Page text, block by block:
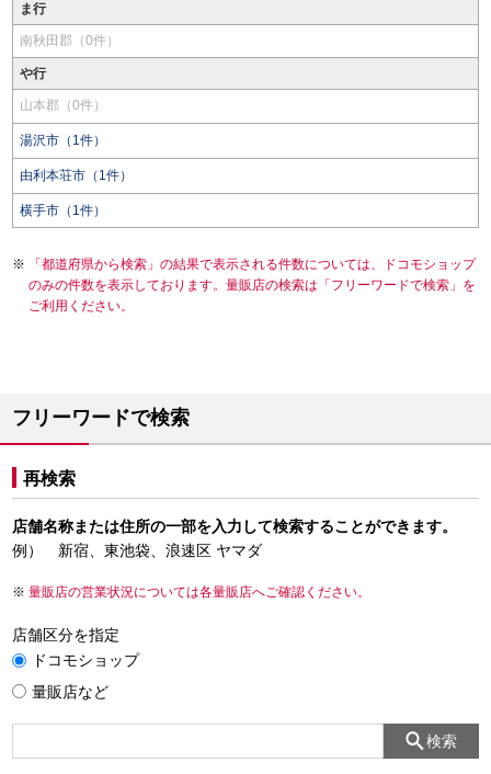
ま行
南秋田郡（0件）
や行
山本郡（0件）
湯沢市（1件）
由利本荘市（1件）
横手市（1件）
「都道府県から検索」の結果で表示される件数については、ドコモショップ
のみの件数を表示しております。量販店の検索は「フリーワードで検索」を
ご利用ください。
フリーワードで検索
再検索
店舗名称または住所の一部を入力して検索することができます。
例） 新宿、東池袋、浪速区 ヤマダ
量販店の営業状況については各量販店へご確認ください。
店舗区分を指定
ドコモショップ
量販店など
検索